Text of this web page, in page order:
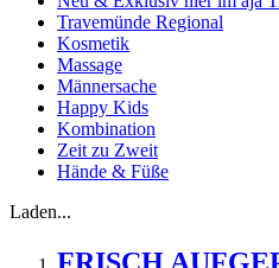
Travemünde Regional
Kosmetik
Massage
Männersache
Happy Kids
Kombination
Zeit zu Zweit
Hände & Füße
Laden...